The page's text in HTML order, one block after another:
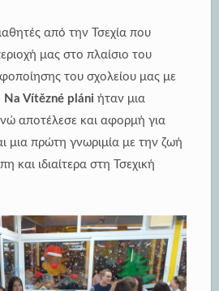
από την Τσεχία που
μας στο πλαίσιο του
του σχολείου μας με
Na Vítězné pláni ήταν μια
αποτέλεσε και αφορμή για
μια πρώτη γνωριμία με την ζωή
και ιδιαίτερα στη Τσεχική